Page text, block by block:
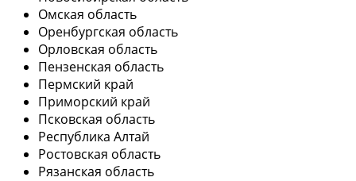
Омская область
Оренбургская область
Орловская область
Пензенская область
Пермский край
Приморский край
Псковская область
Республика Алтай
Ростовская область
Рязанская область